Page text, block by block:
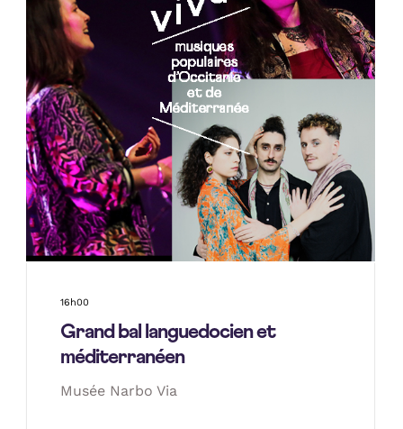
16h00
Grand bal languedocien et
méditerranéen
Musée Narbo Via